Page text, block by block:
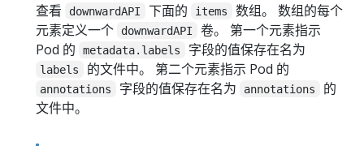
查看
downwardAPI 下面的 items
数组。 数组的每个
元素定义一个
downwardAPI
卷。 第一个元素指示
Pod 的
metadata.labels 字段的值保存在名为
labels 的文件中。 第二个元素指示 Pod 的
annotations 字段的值保存在名为 annotations
的
文件中。